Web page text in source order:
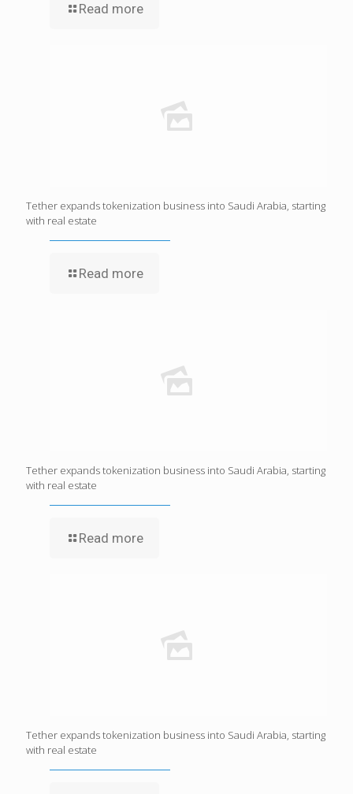
Read more
Tether expands tokenization business into Saudi Arabia, starting
with real estate
Read more
Tether expands tokenization business into Saudi Arabia, starting
with real estate
Read more
Tether expands tokenization business into Saudi Arabia, starting
with real estate